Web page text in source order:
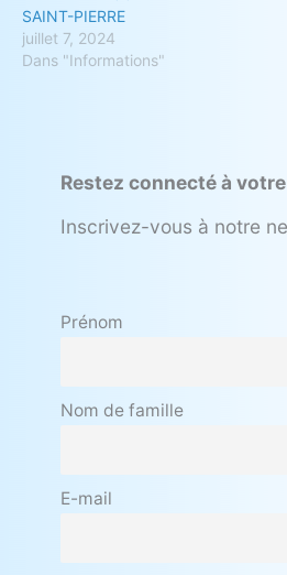
SAINT-PIERRE
juillet 7, 2024
Dans "Informations"
Restez connecté à
Inscrivez-vous à notre
Prénom
Nom de famille
E-mail